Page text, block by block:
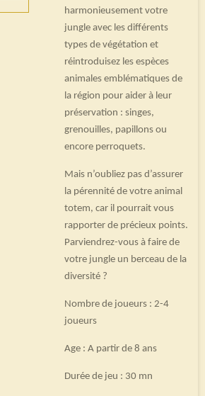
harmonieusement votre
jungle avec les différents
types de végétation et
réintroduisez les espèces
animales emblématiques de
la région pour aider à leur
préservation : singes,
grenouilles, papillons ou
encore perroquets.
Mais n’oubliez pas d’assurer
la pérennité de votre animal
totem, car il pourrait vous
rapporter de précieux points.
Parviendrez-vous à faire de
votre jungle un berceau de la
diversité ?
Nombre de joueurs : 2-4
joueurs
Age : A partir de 8 ans
Durée de jeu : 30 mn